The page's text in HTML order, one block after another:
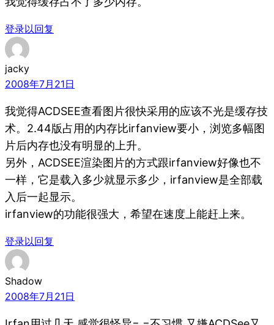
登录以回复
jacky
2008年7月21日
我觉得ACDSEE查看图片很快采用的应该不光是缓存技
术。2.44版占用的内存比irfanview要小，浏览多幅图
片后内存也没有明显的上升。
另外，ACDSEE渲染图片的方式跟irfanview好像也不
一样，它是载入多少就显示多少，irfanview是全部载
入后一起显示。
irfanview的功能很强大，希望在速度上能赶上来。
登录以回复
Shadow
2008年7月21日